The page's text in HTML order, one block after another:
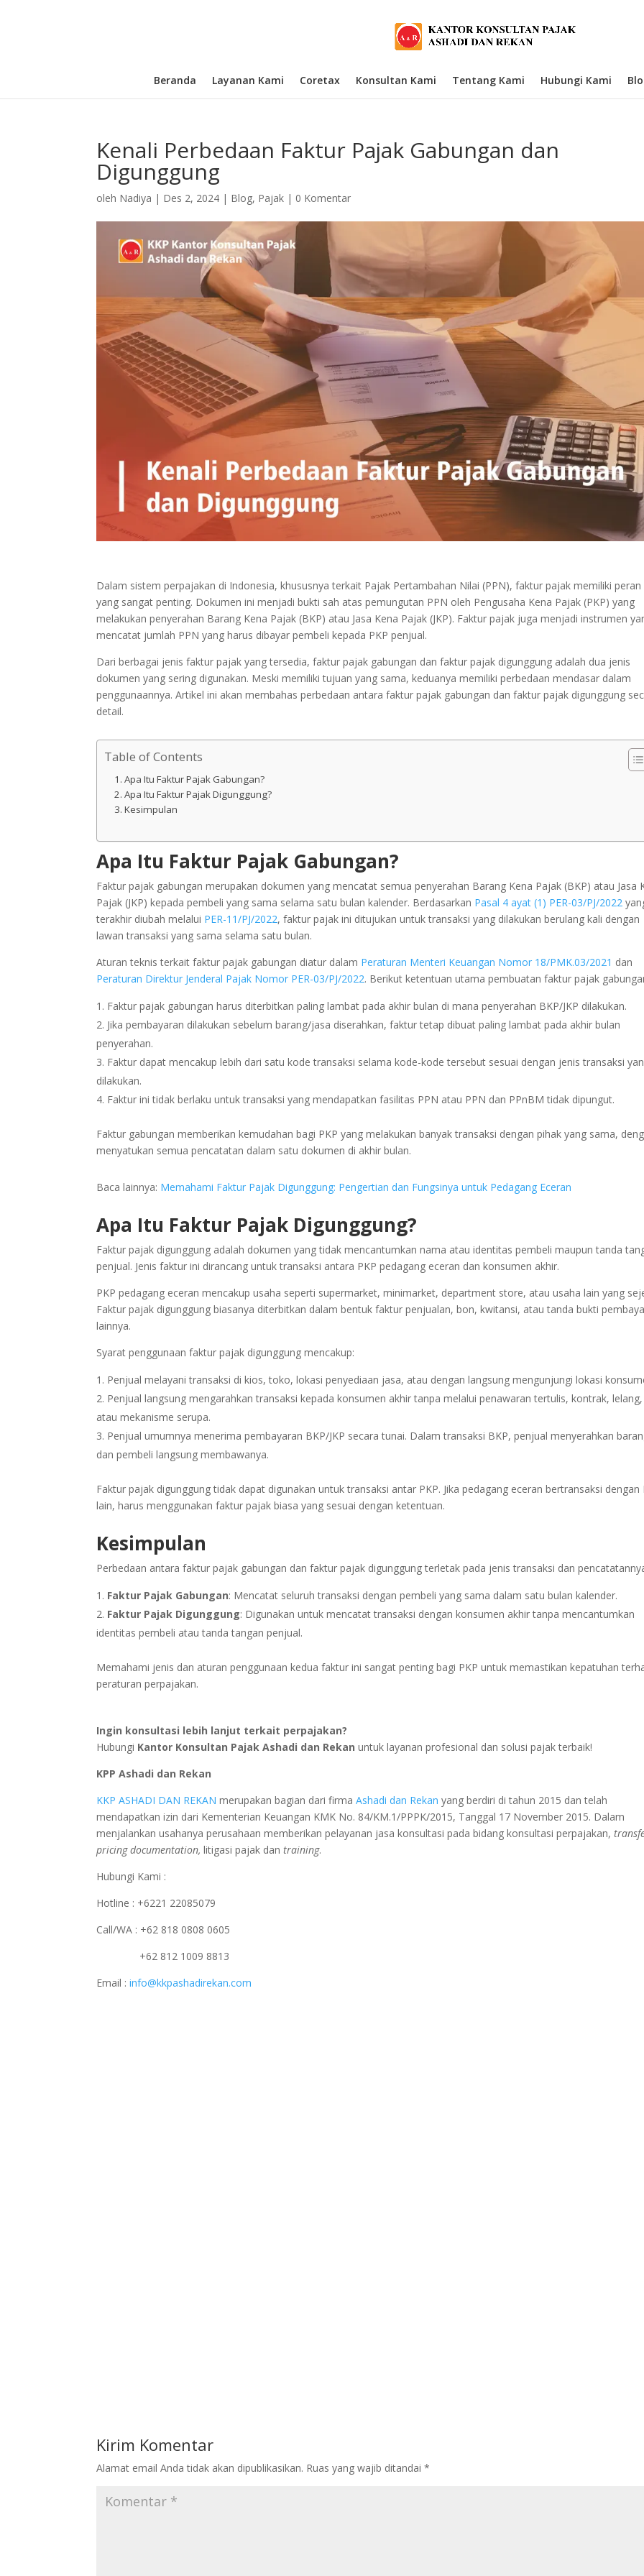
Beranda Layanan Kami Coretax Konsultan Kami Tentang Kami Hubungi Kami
Kenali Perbedaan Faktur Pajak Gabungan dan
Digunggung
oleh Nadiya | Des 2, 2024 | Blog, Pajak | 0 Komentar
Dalam sistem perpajakan di Indonesia, khususnya terkait Pajak Pertambahan Nilai (PPN), faktur pajak memiliki peran
yang sangat penting. Dokumen ini menjadi bukti sah atas pemungutan PPN oleh Pengusaha Kena Pajak (PKP) yang
melakukan penyerahan Barang Kena Pajak (BKP) atau Jasa Kena Pajak (JKP). Faktur pajak juga menjadi instrumen
mencatat jumlah PPN yang harus dibayar pembeli kepada PKP penjual.
Dari berbagai jenis faktur pajak yang tersedia, faktur pajak gabungan dan faktur pajak digunggung adalah dua jenis
dokumen yang sering digunakan. Meski memiliki tujuan yang sama, keduanya memiliki perbedaan mendasar dalam
penggunaannya. Artikel ini akan membahas perbedaan antara faktur pajak gabungan dan faktur pajak digunggung
detail.
Table of Contents
Apa Itu Faktur Pajak Gabungan?
Apa Itu Faktur Pajak Digunggung?
Kesimpulan
Apa Itu Faktur Pajak Gabungan?
Faktur pajak gabungan merupakan dokumen yang mencatat semua penyerahan Barang Kena Pajak (BKP) atau Jasa
Pajak (JKP) kepada pembeli yang sama selama satu bulan kalender. Berdasarkan Pasal 4 ayat (1) PER-03/PJ/2022
terakhir diubah melalui PER-11/PJ/2022, faktur pajak ini ditujukan untuk transaksi yang dilakukan berulang kali dengan
lawan transaksi yang sama selama satu bulan.
Aturan teknis terkait faktur pajak gabungan diatur dalam Peraturan Menteri Keuangan Nomor 18/PMK.03/2021 dan
Peraturan Direktur Jenderal Pajak Nomor PER-03/PJ/2022. Berikut ketentuan utama pembuatan faktur pajak
Faktur pajak gabungan harus diterbitkan paling lambat pada akhir bulan di mana penyerahan BKP/JKP dilakukan.
Jika pembayaran dilakukan sebelum barang/jasa diserahkan, faktur tetap dibuat paling lambat pada akhir bulan
penyerahan.
Faktur dapat mencakup lebih dari satu kode transaksi selama kode-kode tersebut sesuai dengan jenis transaksi
dilakukan.
Faktur ini tidak berlaku untuk transaksi yang mendapatkan fasilitas PPN atau PPN dan PPnBM tidak dipungut.
Faktur gabungan memberikan kemudahan bagi PKP yang melakukan banyak transaksi dengan pihak yang sama,
menyatukan semua pencatatan dalam satu dokumen di akhir bulan.
Baca lainnya: Memahami Faktur Pajak Digunggung: Pengertian dan Fungsinya untuk Pedagang Eceran
Apa Itu Faktur Pajak Digunggung?
Faktur pajak digunggung adalah dokumen yang tidak mencantumkan nama atau identitas pembeli maupun tanda
penjual. Jenis faktur ini dirancang untuk transaksi antara PKP pedagang eceran dan konsumen akhir.
PKP pedagang eceran mencakup usaha seperti supermarket, minimarket, department store, atau usaha lain yang
Faktur pajak digunggung biasanya diterbitkan dalam bentuk faktur penjualan, bon, kwitansi, atau tanda bukti
lainnya.
Syarat penggunaan faktur pajak digunggung mencakup:
Penjual melayani transaksi di kios, toko, lokasi penyediaan jasa, atau dengan langsung mengunjungi lokasi
Penjual langsung mengarahkan transaksi kepada konsumen akhir tanpa melalui penawaran tertulis, kontrak, lelang,
atau mekanisme serupa.
Penjual umumnya menerima pembayaran BKP/JKP secara tunai. Dalam transaksi BKP, penjual menyerahkan
dan pembeli langsung membawanya.
Faktur pajak digunggung tidak dapat digunakan untuk transaksi antar PKP. Jika pedagang eceran bertransaksi dengan
lain, harus menggunakan faktur pajak biasa yang sesuai dengan ketentuan.
Kesimpulan
Perbedaan antara faktur pajak gabungan dan faktur pajak digunggung terletak pada jenis transaksi dan
Faktur Pajak Gabungan: Mencatat seluruh transaksi dengan pembeli yang sama dalam satu bulan kalender.
Faktur Pajak Digunggung: Digunakan untuk mencatat transaksi dengan konsumen akhir tanpa mencantumkan
identitas pembeli atau tanda tangan penjual.
Memahami jenis dan aturan penggunaan kedua faktur ini sangat penting bagi PKP untuk memastikan kepatuhan
peraturan perpajakan.
Ingin konsultasi lebih lanjut terkait perpajakan?
Hubungi Kantor Konsultan Pajak Ashadi dan Rekan untuk layanan profesional dan solusi pajak terbaik!
KPP Ashadi dan Rekan
KKP ASHADI DAN REKAN merupakan bagian dari firmaAshadi dan Rekan yang berdiri di tahun 2015 dan telah
mendapatkan izin dari Kementerian Keuangan KMK No. 84/KM.1/PPPK/2015, Tanggal 17 November 2015. Dalam
menjalankan usahanya perusahaan memberikan pelayanan jasa konsultasi pada bidang konsultasi perpajakan,
pricing documentation,litigasi pajak dantraining.
Hubungi Kami :
Hotline : +6221 22085079
Call/WA : +62 818 0808 0605
+62 812 1009 8813
Email :info@kkpashadirekan.com
Kirim Komentar
Alamat email Anda tidak akan dipublikasikan. Ruas yang wajib ditandai*